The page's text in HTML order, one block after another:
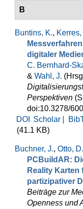
B
Buntins, K., Kerres,
digitaler
C. Bernhard-
& Wahl, J.
Perspektiven
doi:10.3278/
DOI
Scholar |
(41.1 KB)
Buchner, J., Otto, D.
PCBuildAR:
Reality
partizipativer
Beiträge zur
Openness und